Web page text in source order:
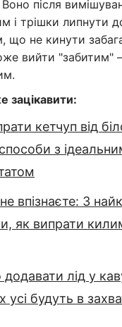
Воно після
і трішки липнути
що не кинути
вийти "забитим"
зацікавити:
кетчуп від
способи з
впізнаєте: 3
як випрати
лід у
усі будуть в